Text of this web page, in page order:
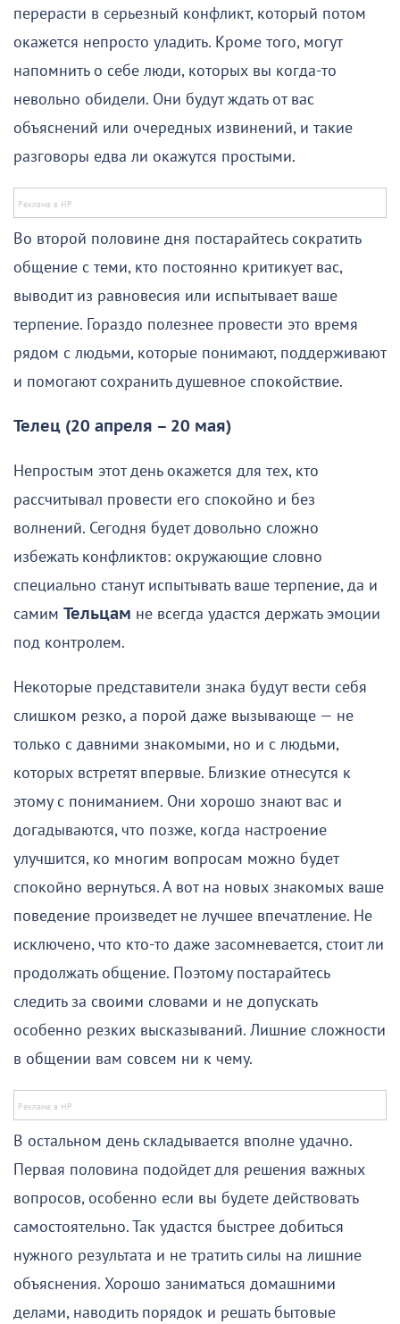
перерасти в серьезный конфликт, который потом
окажется непросто уладить. Кроме того, могут
напомнить о себе люди, которых вы когда-то
невольно обидели. Они будут ждать от вас
объяснений или очередных извинений, и такие
разговоры едва ли окажутся простыми.
Во второй половине дня постарайтесь сократить
общение с теми, кто постоянно критикует вас,
выводит из равновесия или испытывает ваше
терпение. Гораздо полезнее провести это время
рядом с людьми, которые понимают, поддерживают
и помогают сохранить душевное спокойствие.
Телец (20 апреля – 20 мая)
Непростым этот день окажется для тех, кто
рассчитывал провести его спокойно и без
волнений. Сегодня будет довольно сложно
избежать конфликтов: окружающие словно
специально станут испытывать ваше терпение, да и
самим Тельцам не всегда удастся держать эмоции
под контролем.
Некоторые представители знака будут вести себя
слишком резко, а порой даже вызывающе — не
только с давними знакомыми, но и с людьми,
которых встретят впервые. Близкие отнесутся к
этому с пониманием. Они хорошо знают вас и
догадываются, что позже, когда настроение
улучшится, ко многим вопросам можно будет
спокойно вернуться. А вот на новых знакомых ваше
поведение произведет не лучшее впечатление. Не
исключено, что кто-то даже засомневается, стоит ли
продолжать общение. Поэтому постарайтесь
следить за своими словами и не допускать
особенно резких высказываний. Лишние сложности
в общении вам совсем ни к чему.
В остальном день складывается вполне удачно.
Первая половина подойдет для решения важных
вопросов, особенно если вы будете действовать
самостоятельно. Так удастся быстрее добиться
нужного результата и не тратить силы на лишние
объяснения. Хорошо заниматься домашними
делами, наводить порядок и решать бытовые